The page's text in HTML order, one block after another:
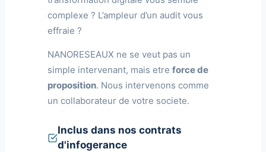
complexe ? L’ampleur d’un audit vous
effraie ?
NANORESEAUX ne se veut pas un
simple intervenant, mais etre force de
proposition. Nous intervenons comme
un collaborateur de votre societe.
Inclus dans nos contrats
d'infogerance